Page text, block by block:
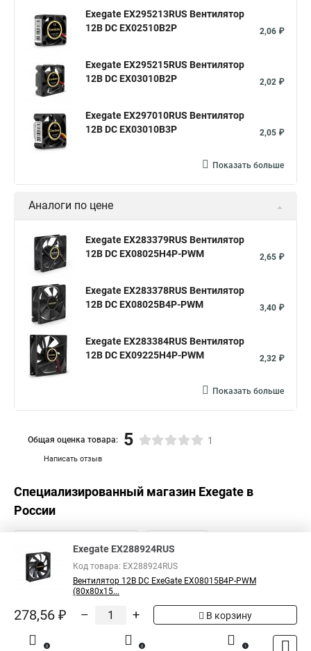
Exegate EX295213RUS Вентилятор
12В DC EX02510B2P
2,06 ₽
Exegate EX295215RUS Вентилятор
12В DC EX03010B2P
2,02 ₽
Exegate EX297010RUS Вентилятор
12В DC EX03010B3P
2,05 ₽
Показать больше
Аналоги по цене
Exegate EX283379RUS Вентилятор
12В DC EX08025H4P-PWM
2,65 ₽
Exegate EX283378RUS Вентилятор
12В DC EX08025B4P-PWM
3,40 ₽
Exegate EX283384RUS Вентилятор
12В DC EX09225H4P-PWM
2,32 ₽
Показать больше
Написать отзыв
Общая оценка товара: 5 1
Специализированный магазин Exegate в
России
Exegate EX288924RUS
Код товара: EX288924RUS
Вентилятор 12В DC ExeGate EX08015B4P-PWM
(80x80x15...
278,56 ₽ – + В корзину
0 0 1